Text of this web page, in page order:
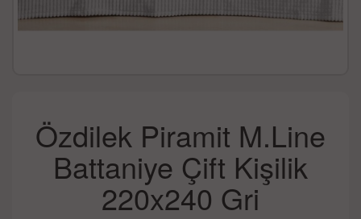
Özdilek Piramit M.Line
Battaniye Çift Kişilik
220x240 Gri